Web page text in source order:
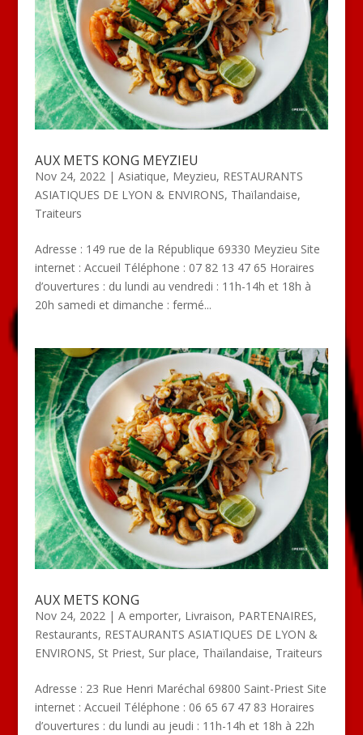
AUX METS KONG MEYZIEU
Nov 24, 2022| Asiatique, Meyzieu, RESTAURANTS
ASIATIQUES DE LYON & ENVIRONS, Thaïlandaise,
Traiteurs
Adresse : 149 rue de la République 69330 Meyzieu Site
internet : Accueil Téléphone : 07 82 13 47 65 Horaires
d’ouvertures : du lundi au vendredi : 11h-14h et 18h à
20h samedi et dimanche : fermé...
AUX METS KONG
Nov 24, 2022 | A emporter, Livraison, PARTENAIRES,
Restaurants, RESTAURANTS ASIATIQUES DE LYON &
ENVIRONS, St Priest, Sur place, Thaïlandaise, Traiteurs
Adresse : 23 Rue Henri Maréchal 69800 Saint-Priest Site
internet : Accueil Téléphone : 06 65 67 47 83 Horaires
d’ouvertures : du lundi au jeudi : 11h-14h et 18h à 22h